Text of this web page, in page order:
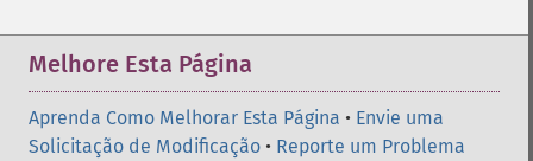
Melhore Esta Página
Aprenda Como Melhorar Esta Página • Envie uma
Solicitação de Modificação • Reporte um Problema